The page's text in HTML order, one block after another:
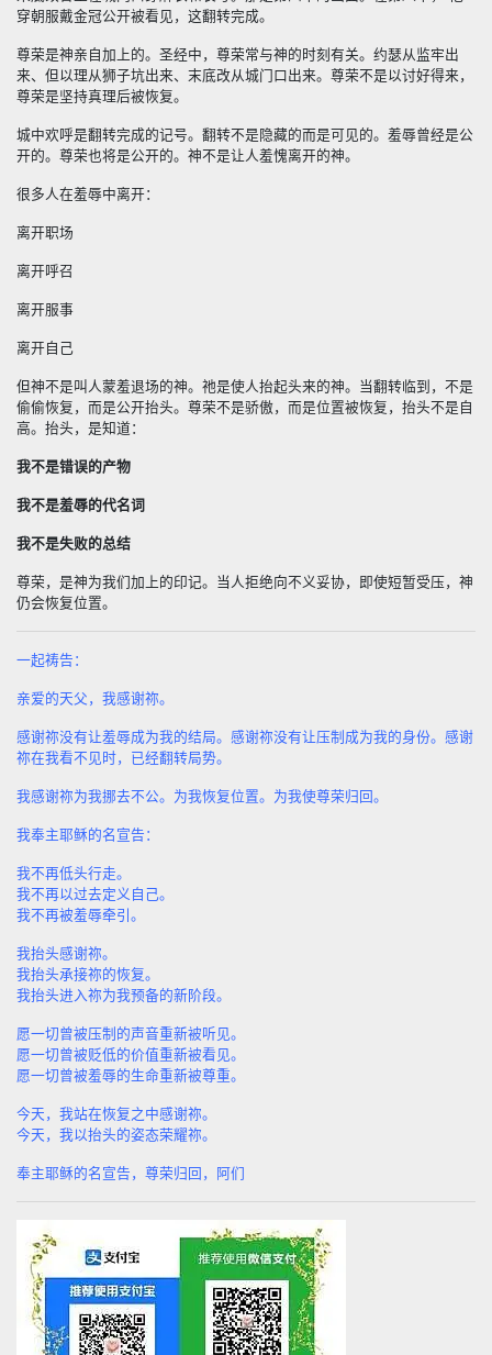
穿朝服戴金冠公开被看见，这翻转完成。
尊荣是神亲自加上的。圣经中，尊荣常与神的时刻有关。约瑟从监牢出
来、但以理从狮子坑出来、末底改从城门口出来。尊荣不是以讨好得来，
尊荣是坚持真理后被恢复。
城中欢呼是翻转完成的记号。翻转不是隐藏的而是可见的。羞辱曾经是公
开的。尊荣也将是公开的。神不是让人羞愧离开的神。
很多人在羞辱中离开：
离开职场
离开呼召
离开服事
离开自己
但神不是叫人蒙羞退场的神。祂是使人抬起头来的神。当翻转临到，不是
偷偷恢复，而是公开抬头。尊荣不是骄傲，而是位置被恢复，抬头不是自
高。抬头，是知道：
我不是错误的产物
我不是羞辱的代名词
我不是失败的总结
尊荣，是神为我们加上的印记。当人拒绝向不义妥协，即使短暂受压，神
仍会恢复位置。
一起祷告：
亲爱的天父，我感谢祢。
感谢祢没有让羞辱成为我的结局。感谢祢没有让压制成为我的身份。感谢
祢在我看不见时，已经翻转局势。
我感谢祢为我挪去不公。为我恢复位置。为我使尊荣归回。
我奉主耶稣的名宣告：
我不再低头行走。
我不再以过去定义自己。
我不再被羞辱牵引。
我抬头感谢祢。
我抬头承接祢的恢复。
我抬头进入祢为我预备的新阶段。
愿一切曾被压制的声音重新被听见。
愿一切曾被贬低的价值重新被看见。
愿一切曾被羞辱的生命重新被尊重。
今天，我站在恢复之中感谢祢。
今天，我以抬头的姿态荣耀祢。
奉主耶稣的名宣告，尊荣归回，阿们